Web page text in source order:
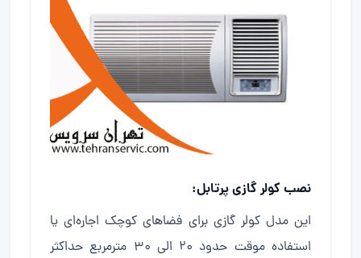
نصب کولر گازی پرتابل:
این مدل کولر گازی برای فضاهای کوچک اجاره‌ای یا
استفاده موقت حدود ۲۰ الی ۳۰ مترمربع حداکثر